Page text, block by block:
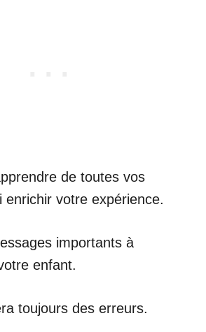
de toutes vos
enrichir votre expérience.
importants à
enfant.
toujours des erreurs.